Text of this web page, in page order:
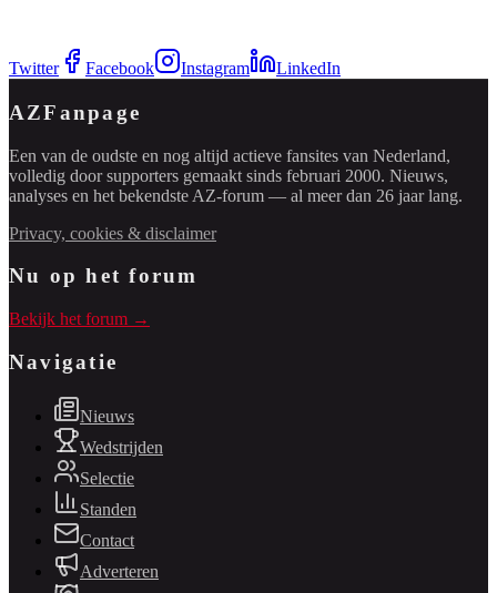
Twitter Facebook Instagram LinkedIn
AZFanpage
Een van de oudste en nog altijd actieve fansites van Nederland,
volledig door supporters gemaakt sinds februari 2000. Nieuws,
analyses en het bekendste AZ-forum — al meer dan 26 jaar lang.
Privacy, cookies & disclaimer
Nu op het forum
Bekijk het forum →
Navigatie
Nieuws
Wedstrijden
Selectie
Standen
Contact
Adverteren